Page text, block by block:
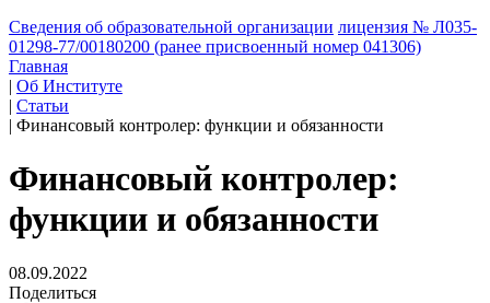
Сведения об образовательной организации лицензия № Л035-
01298-77/00180200 (ранее присвоенный номер 041306)
Главная
| Об Институте
| Статьи
| Финансовый контролер: функции и обязанности
Финансовый контролер:
функции и обязанности
08.09.2022
Поделиться